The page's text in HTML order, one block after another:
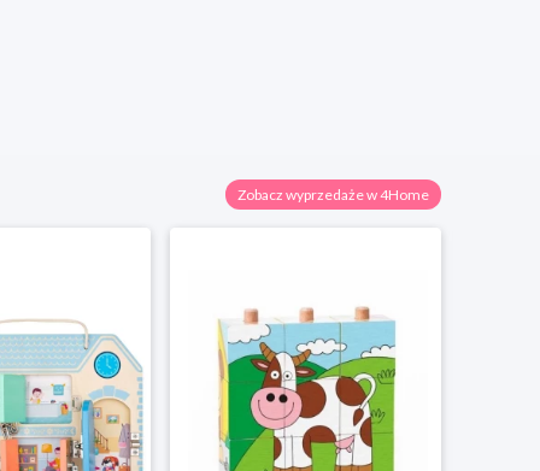
Zobacz wyprzedaże w 4Home